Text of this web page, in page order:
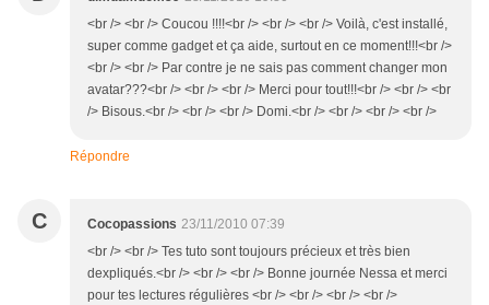
<br /> <br /> Coucou !!!!<br /> <br /> <br /> Voilà, c'est installé,
super comme gadget et ça aide, surtout en ce moment!!!<br />
<br /> <br /> Par contre je ne sais pas comment changer mon
avatar???<br /> <br /> <br /> Merci pour tout!!!<br /> <br /> <br
/> Bisous.<br /> <br /> <br /> Domi.<br /> <br /> <br /> <br />
Répondre
C Cocopassions 23/11/2010 07:39
<br /> <br /> Tes tuto sont toujours précieux et très bien
dexpliqués.<br /> <br /> <br /> Bonne journée Nessa et merci
pour tes lectures régulières <br /> <br /> <br /> <br />